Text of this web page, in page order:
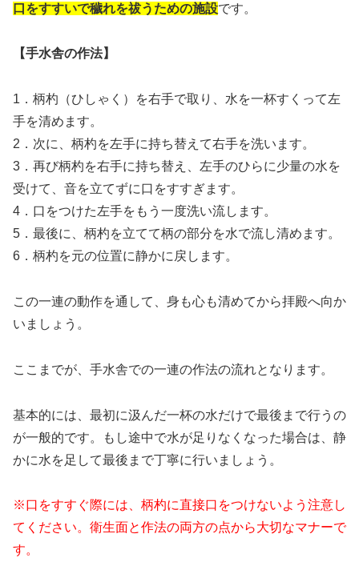
口をすすいで穢れを祓うための施設です。
【手水舎の作法】
1．柄杓（ひしゃく）を右手で取り、水を一杯すくって左
手を清めます。
2．次に、柄杓を左手に持ち替えて右手を洗います。
3．再び柄杓を右手に持ち替え、左手のひらに少量の水を
受けて、音を立てずに口をすすぎます。
4．口をつけた左手をもう一度洗い流します。
5．最後に、柄杓を立てて柄の部分を水で流し清めます。
6．柄杓を元の位置に静かに戻します。
この一連の動作を通して、身も心も清めてから拝殿へ向か
いましょう。
ここまでが、手水舎での一連の作法の流れとなります。
基本的には、最初に汲んだ一杯の水だけで最後まで行うの
が一般的です。もし途中で水が足りなくなった場合は、静
かに水を足して最後まで丁寧に行いましょう。
※口をすすぐ際には、柄杓に直接口をつけないよう注意し
てください。衛生面と作法の両方の点から大切なマナーで
す。